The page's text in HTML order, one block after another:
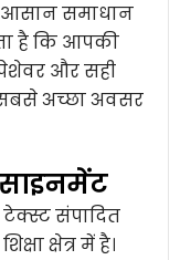
समाधान
है कि आपकी
पेशेवर और सही
अच्छा अवसर
संपादित
क्षेत्र में है।